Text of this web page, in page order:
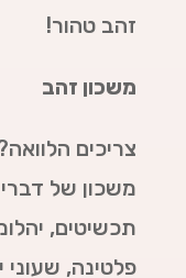
זהב טהור!
משכון זהב
צריכים
משכון של
תכשיטים,
פלטינה, שעוני